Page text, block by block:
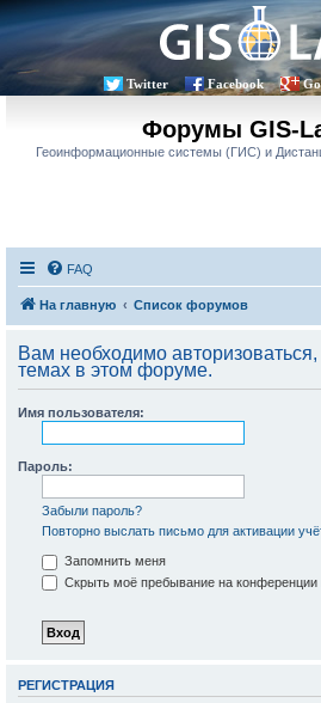
Twitter Facebook
Форумы GIS-
Геоинформационные системы (ГИС) и
FAQ
На главную Список форумов
Вам необходимо авторизоваться,
темах в этом форуме.
Имя пользователя:
Пароль:
Забыли пароль?
Повторно выслать письмо для активации
Запомнить меня
Скрыть моё пребывание на конференции
РЕГИСТРАЦИЯ